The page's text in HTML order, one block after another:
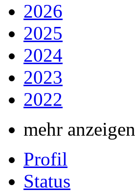
2026
2025
2024
2023
2022
mehr anzeigen
Profil
Status